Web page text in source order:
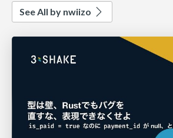
See All by nwiizo